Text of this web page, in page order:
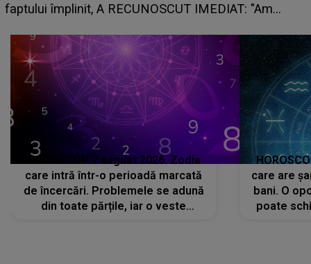
faptului împlinit, A RECUNOSCUT IMEDIAT: "Am
HOROSCOP 7 august 2026. Zodia
care intră într-o perioadă marcată
de încercări. Problemele se adună
din toate părțile, iar o veste
care are
bani. O
poate